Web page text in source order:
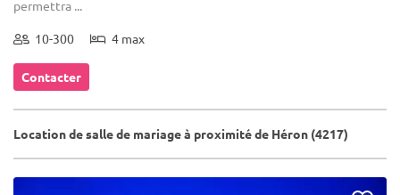
permettra ...
10-300 4 max
Contacter
Location de salle de mariage à proximité de Héron (4217)